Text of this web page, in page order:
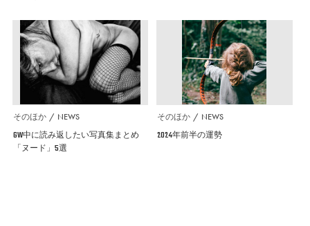
そのほか NEWS
GW中に読み返したい写真集まとめ
「ヌード」5選
そのほか NEWS
2024年前半の運勢